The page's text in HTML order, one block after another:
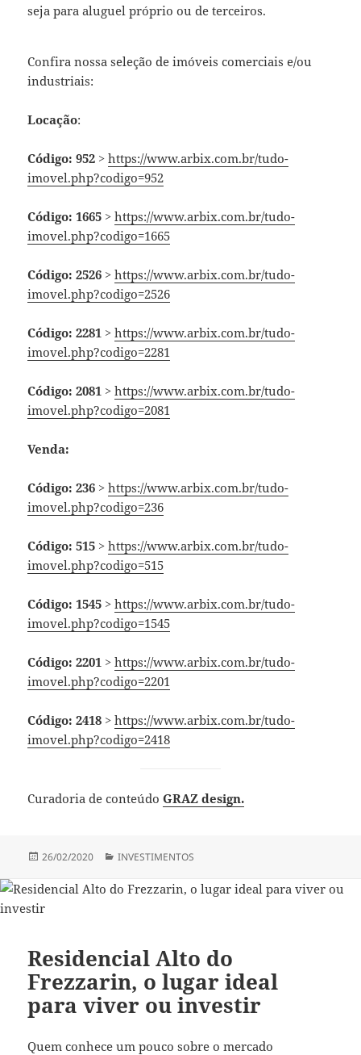
seja para aluguel próprio ou de terceiros.
Confira nossa seleção de imóveis comerciais e/ou
industriais:
Locação:
Código: 952 >https://www.arbix.com.br/tudo-
imovel.php?codigo=952
Código: 1665 >https://www.arbix.com.br/tudo-
imovel.php?codigo=1665
Código: 2526 >https://www.arbix.com.br/tudo-
imovel.php?codigo=2526
Código: 2281 >https://www.arbix.com.br/tudo-
imovel.php?codigo=2281
Código: 2081 >https://www.arbix.com.br/tudo-
imovel.php?codigo=2081
Venda:
Código: 236 >https://www.arbix.com.br/tudo-
imovel.php?codigo=236
Código: 515 >https://www.arbix.com.br/tudo-
imovel.php?codigo=515
Código: 1545 >https://www.arbix.com.br/tudo-
imovel.php?codigo=1545
Código: 2201 >https://www.arbix.com.br/tudo-
imovel.php?codigo=2201
Código: 2418 >https://www.arbix.com.br/tudo-
imovel.php?codigo=2418
Curadoria de conteúdoGRAZ design.
Publicado
26/02/2020 Categorias
INVESTIMENTOS
Residencial Alto do
Frezzarin, o lugar ideal
para viver ou investir
Quem conhece um pouco sobre o mercado